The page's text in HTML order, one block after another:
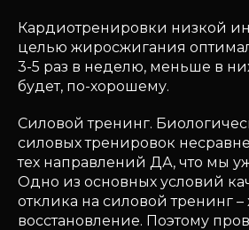
Кардиотренировки низкой
целью жиросжигания
3-5 раз в неделю, меньше в
будет, по-хорошему.
Силовой тренинг.
силовых тренировок
тех направлений ДА, что мы
Одно из основных условий
отклика на силовой тренинг
восстановление. Поэтому